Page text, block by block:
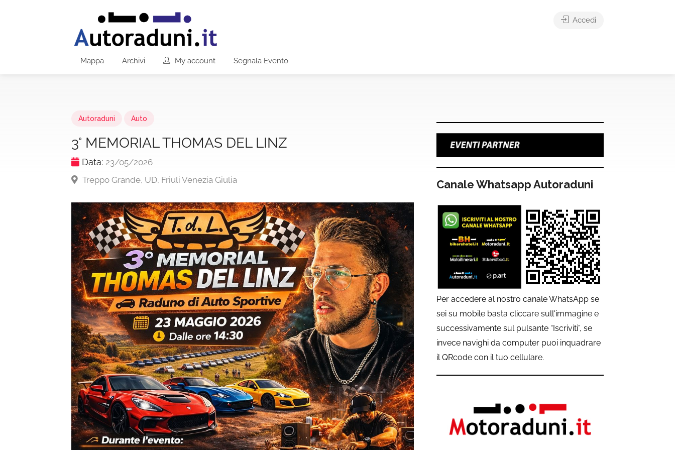
Mappa Archivi My account Segnala Evento
Accedi
Autoraduni Auto
3° MEMORIAL THOMAS DEL LINZ
Data: 23/05/2026
Treppo Grande, UD, Friuli Venezia Giulia
Canale Whatsapp Autoraduni
Per accedere al nostro canale WhatsApp se
sei su mobile basta cliccare sull'immagine e
successivamente sul pulsante “Iscriviti”, se
invece navighi da computer puoi inquadrare
il QRcode con il tuo cellulare.